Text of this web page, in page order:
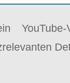
YouTube-